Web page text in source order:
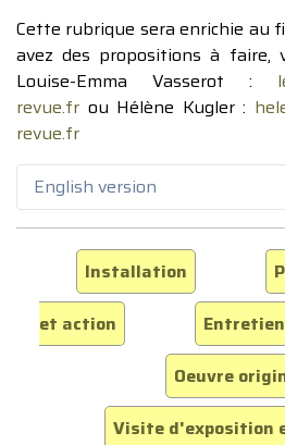
Cette rubrique sera enrichie au
avez des propositions à faire,
Louise-Emma Vasserot :
revue.fr ou Hélène Kugler :
revue.fr
English version
Installation
et action
Oeuvre
Visite d'exposition